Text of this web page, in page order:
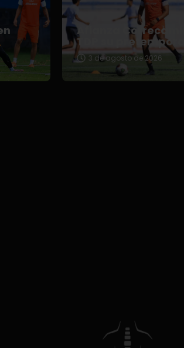
Afianza
TDP su
3 de agosto de 2026